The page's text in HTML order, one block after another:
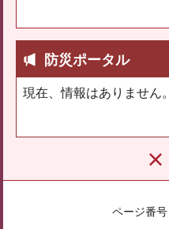
防災ポータル
現在、情報はありません。
ページ番